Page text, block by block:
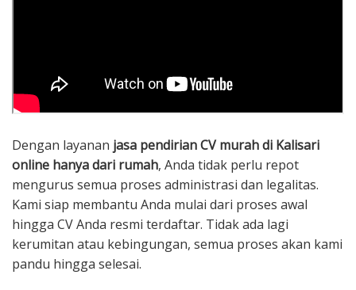
Dengan layanan jasa pendirian CV murah di Kalisari
online hanya dari rumah, Anda tidak perlu repot
mengurus semua proses administrasi dan legalitas.
Kami siap membantu Anda mulai dari proses awal
hingga CV Anda resmi terdaftar. Tidak ada lagi
kerumitan atau kebingungan, semua proses akan kami
pandu hingga selesai.